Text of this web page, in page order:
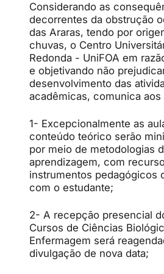
Considerando as
decorrentes da obstrução
das Araras, tendo por
chuvas, o Centro
Redonda - UniFOA em
e objetivando não
desenvolvimento das
acadêmicas, comunica aos
1- Excepcionalmente as
conteúdo teórico serão
por meio de metodologias
aprendizagem, com
instrumentos pedagógicos
com o estudante;
2- A recepção presencial
Cursos de Ciências
Enfermagem será
divulgação de nova data;